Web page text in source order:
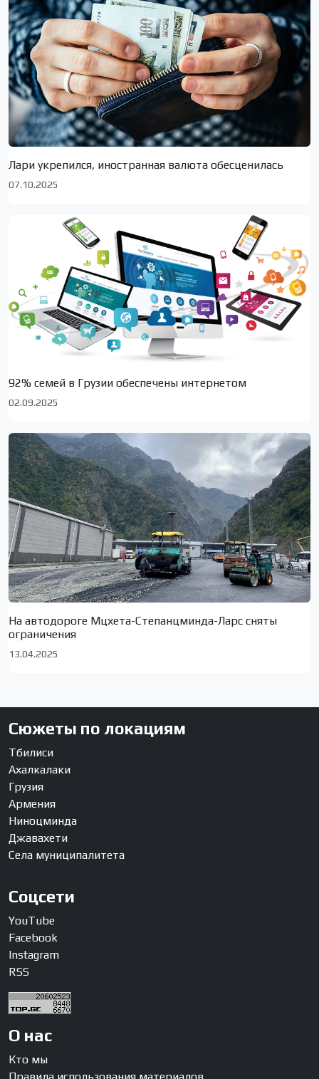
Лари укрепился, иностранная валюта обесценилась
07.10.2025
92% семей в Грузии обеспечены интернетом
02.09.2025
На автодороге Мцхета-Степанцминда-Ларс сняты
ограничения
13.04.2025
Сюжеты по локациям
Тбилиси
Ахалкалаки
Грузия
Армения
Ниноцминда
Джавахети
Села муниципалитета
Соцсети
YouTube
Facebook
Instagram
RSS
О нас
Кто мы